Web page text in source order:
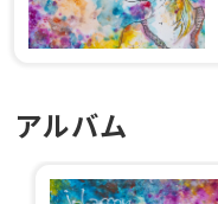
アルバム